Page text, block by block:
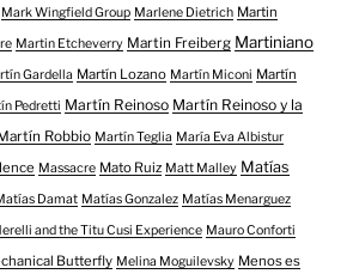
Mark Wingfield Group Marlene Dietrich Martin
Martin Etcheverry Martin Freiberg Martiniano
Gardella Martín Lozano Martín Miconi Martín
Pedretti Martín Reinoso Martín Reinoso y la
Robbio Martín Teglia María Eva Albistur
Massacre Mato Ruiz Matt Malley Matías
Damat Matías Gonzalez Matías Menarguez
and the Titu Cusi Experience Mauro Conforti
Butterfly Melina Moguilevsky Menos es